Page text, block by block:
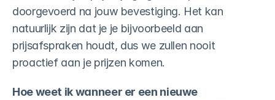
doorgevoerd na jouw bevestiging. Het kan
natuurlijk zijn dat je je bijvoorbeeld aan
prijsafspraken houdt, dus we zullen nooit
proactief aan je prijzen komen.
Hoe weet ik wanneer er een nieuwe